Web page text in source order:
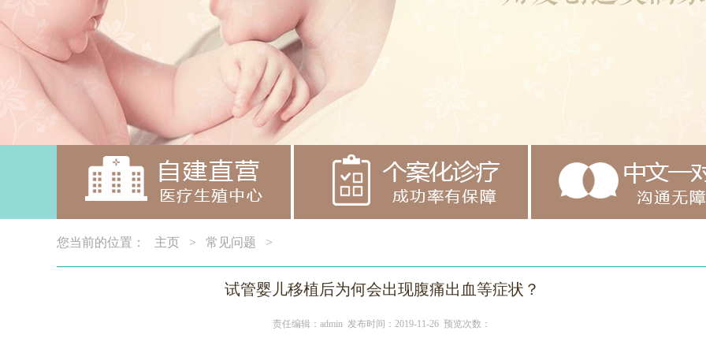
您当前的位置： 主页 > 常见问题 >
试管婴儿移植后为何会出现腹痛出血等症状？
责任编辑：admin 发布时间：2019-11-26 预览次数：